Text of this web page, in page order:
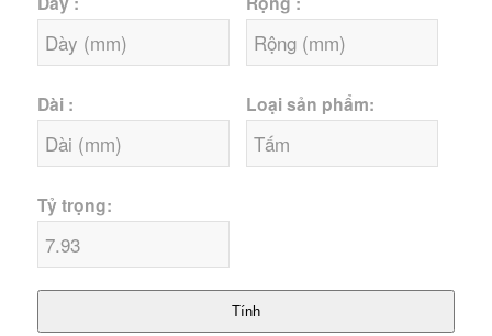
Dài : Loại sản phẩm:
Tỷ trọng:
Tính